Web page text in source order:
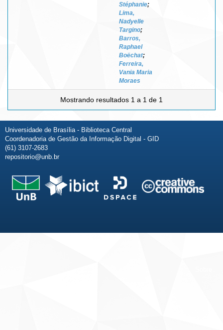
Stéphanie;
Lima,
Nadyelle
Targino;
Barros,
Raphael
Boëchat;
Ferreira,
Vania Maria
Moraes
Mostrando resultados 1 a 1 de 1
Universidade de Brasília - Biblioteca Central
Coordenadoria de Gestão da Informação Digital - GID
(61) 3107-2683
repositorio@unb.br